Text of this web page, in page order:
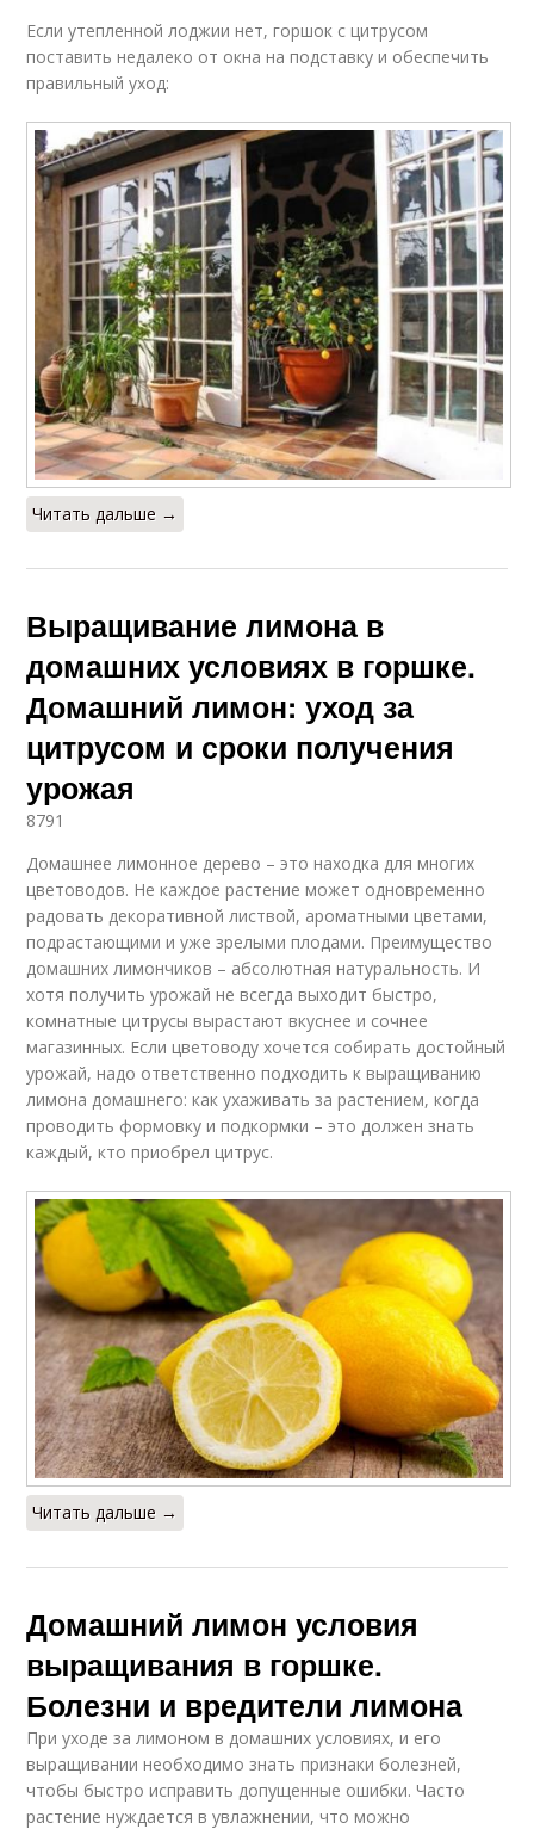
Если утепленной лоджии нет, горшок с цитрусом
поставить недалеко от окна на подставку и обеспечить
правильный уход:
Читать дальше →
Выращивание лимона в
домашних условиях в горшке.
Домашний лимон: уход за
цитрусом и сроки получения
урожая
8791
Домашнее лимонное дерево – это находка для многих
цветоводов. Не каждое растение может одновременно
радовать декоративной листвой, ароматными цветами,
подрастающими и уже зрелыми плодами. Преимущество
домашних лимончиков – абсолютная натуральность. И
хотя получить урожай не всегда выходит быстро,
комнатные цитрусы вырастают вкуснее и сочнее
магазинных. Если цветоводу хочется собирать достойный
урожай, надо ответственно подходить к выращиванию
лимона домашнего: как ухаживать за растением, когда
проводить формовку и подкормки – это должен знать
каждый, кто приобрел цитрус.
Читать дальше →
Домашний лимон условия
выращивания в горшке.
Болезни и вредители лимона
При уходе за лимоном в домашних условиях, и его
выращивании необходимо знать признаки болезней,
чтобы быстро исправить допущенные ошибки. Часто
растение нуждается в увлажнении, что можно